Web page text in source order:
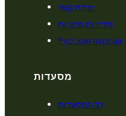
יצירת קשר
מדיניות פרטיות
Русская версия
מסעדות
כל המסעדות